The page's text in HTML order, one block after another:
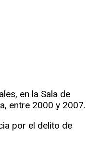
en la Sala de
entre 2000 y 2007.
por el delito de